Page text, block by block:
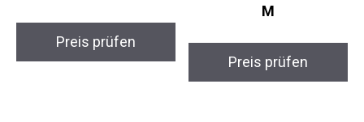
Preis prüfen
M
Preis prüfen